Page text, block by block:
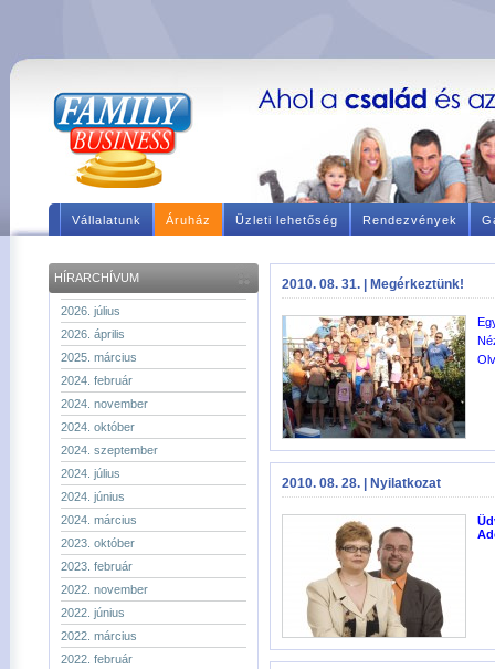
Vállalatunk Áruház Üzleti lehetőség Rendezvények
HÍRARCHÍVUM
2026. július
2026. április
2025. március
2024. február
2024. november
2024. október
2024. szeptember
2024. július
2024. június
2024. március
2023. október
2023. február
2022. november
2022. június
2022. március
2022. február
2010. 08. 31. | Megérkeztünk!
2010. 08. 28. | Nyilatkozat